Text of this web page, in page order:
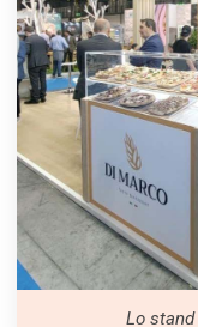
Lo